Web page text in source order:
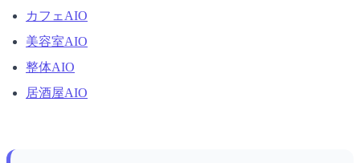
カフェAIO
美容室AIO
整体AIO
居酒屋AIO